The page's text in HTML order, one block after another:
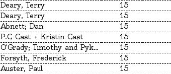
Deary, Terry 15
Deary, Terry 15
Abnett; Dan 15
P.C Cast + Kristin Cast 15
O'Grady; Timothy and Pyke; Steve 15
Forsyth, Frederick 15
Auster, Paul 15